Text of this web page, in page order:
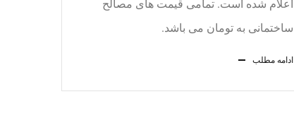
اعلام شده است. تمامی قیمت های مصالح
ساختمانی به تومان می باشد.
ادامه مطلب